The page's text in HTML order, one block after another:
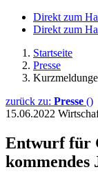
Direkt zum
Direkt zum
Startseite
Presse
zurück zu: Presse ()
15.06.2022
Entwurf für
kommendes